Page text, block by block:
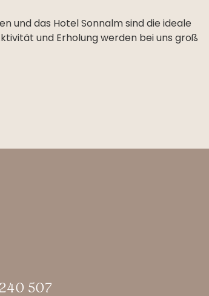
und das Hotel Sonnalm sind die ideale
und Erholung werden bei uns groß
507